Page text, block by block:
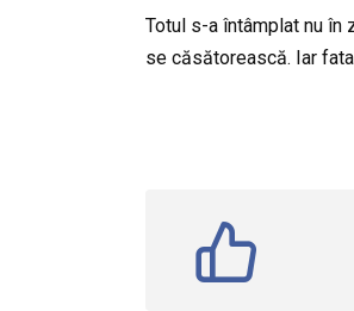
Totul s-a întâmplat nu în
se căsătorească. Iar